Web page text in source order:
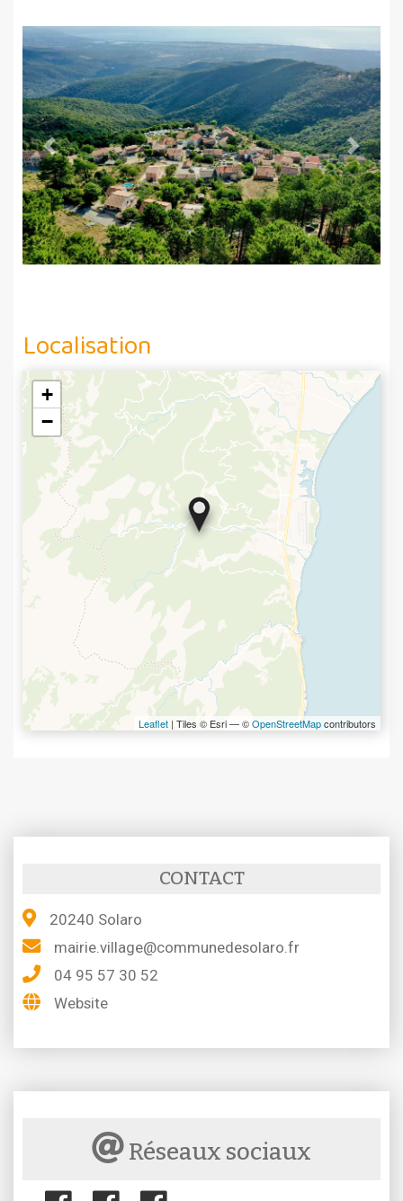
Previous Next
Localisation
+
−
Leaflet | Tiles © Esri — ©OpenStreetMapcontributors
CONTACT
20240 Solaro
mairie.village@communedesolaro.fr
04 95 57 30 52
Website
Réseaux sociaux